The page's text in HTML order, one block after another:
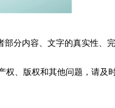
分内容、文字的真实性、
、版权和其他问题，请及